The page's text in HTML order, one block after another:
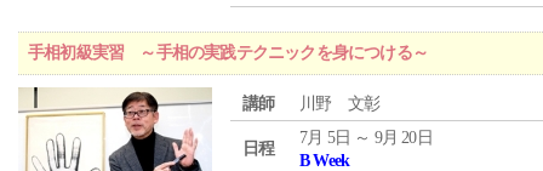
手相初級実習 ～手相の実践テクニックを身につける～
講師 川野 文彰
日程
7月 5日 ～ 9月 20日
B Week